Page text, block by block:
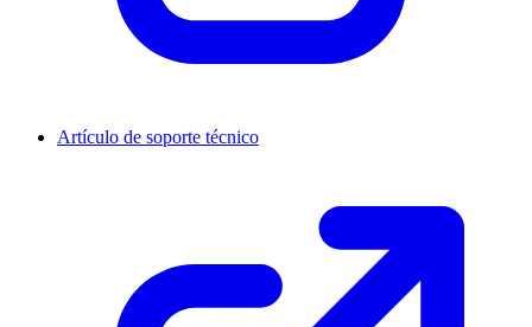
Artículo de soporte técnico